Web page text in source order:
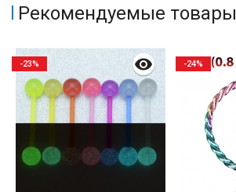
Рекомендуемые товары
-23% -24%